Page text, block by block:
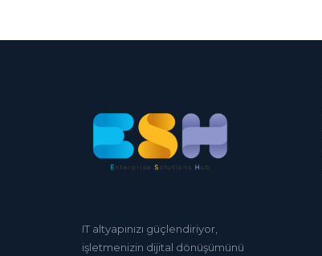
IT altyapınızı güçlendiriyor,
işletmenizin dijital dönüşümünü